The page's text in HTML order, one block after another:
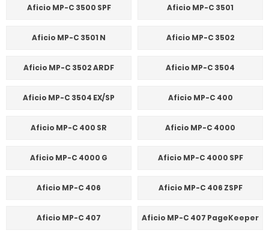
Aficio MP-C 3500 SPF Aficio MP-C 3501
Aficio MP-C 3501 N Aficio MP-C 3502
Aficio MP-C 3502 ARDF Aficio MP-C 3504
Aficio MP-C 3504 EX/SP Aficio MP-C 400
Aficio MP-C 400 SR Aficio MP-C 4000
Aficio MP-C 4000 G Aficio MP-C 4000 SPF
Aficio MP-C 406 Aficio MP-C 406 ZSPF
Aficio MP-C 407 Aficio MP-C 407 PageKeeper